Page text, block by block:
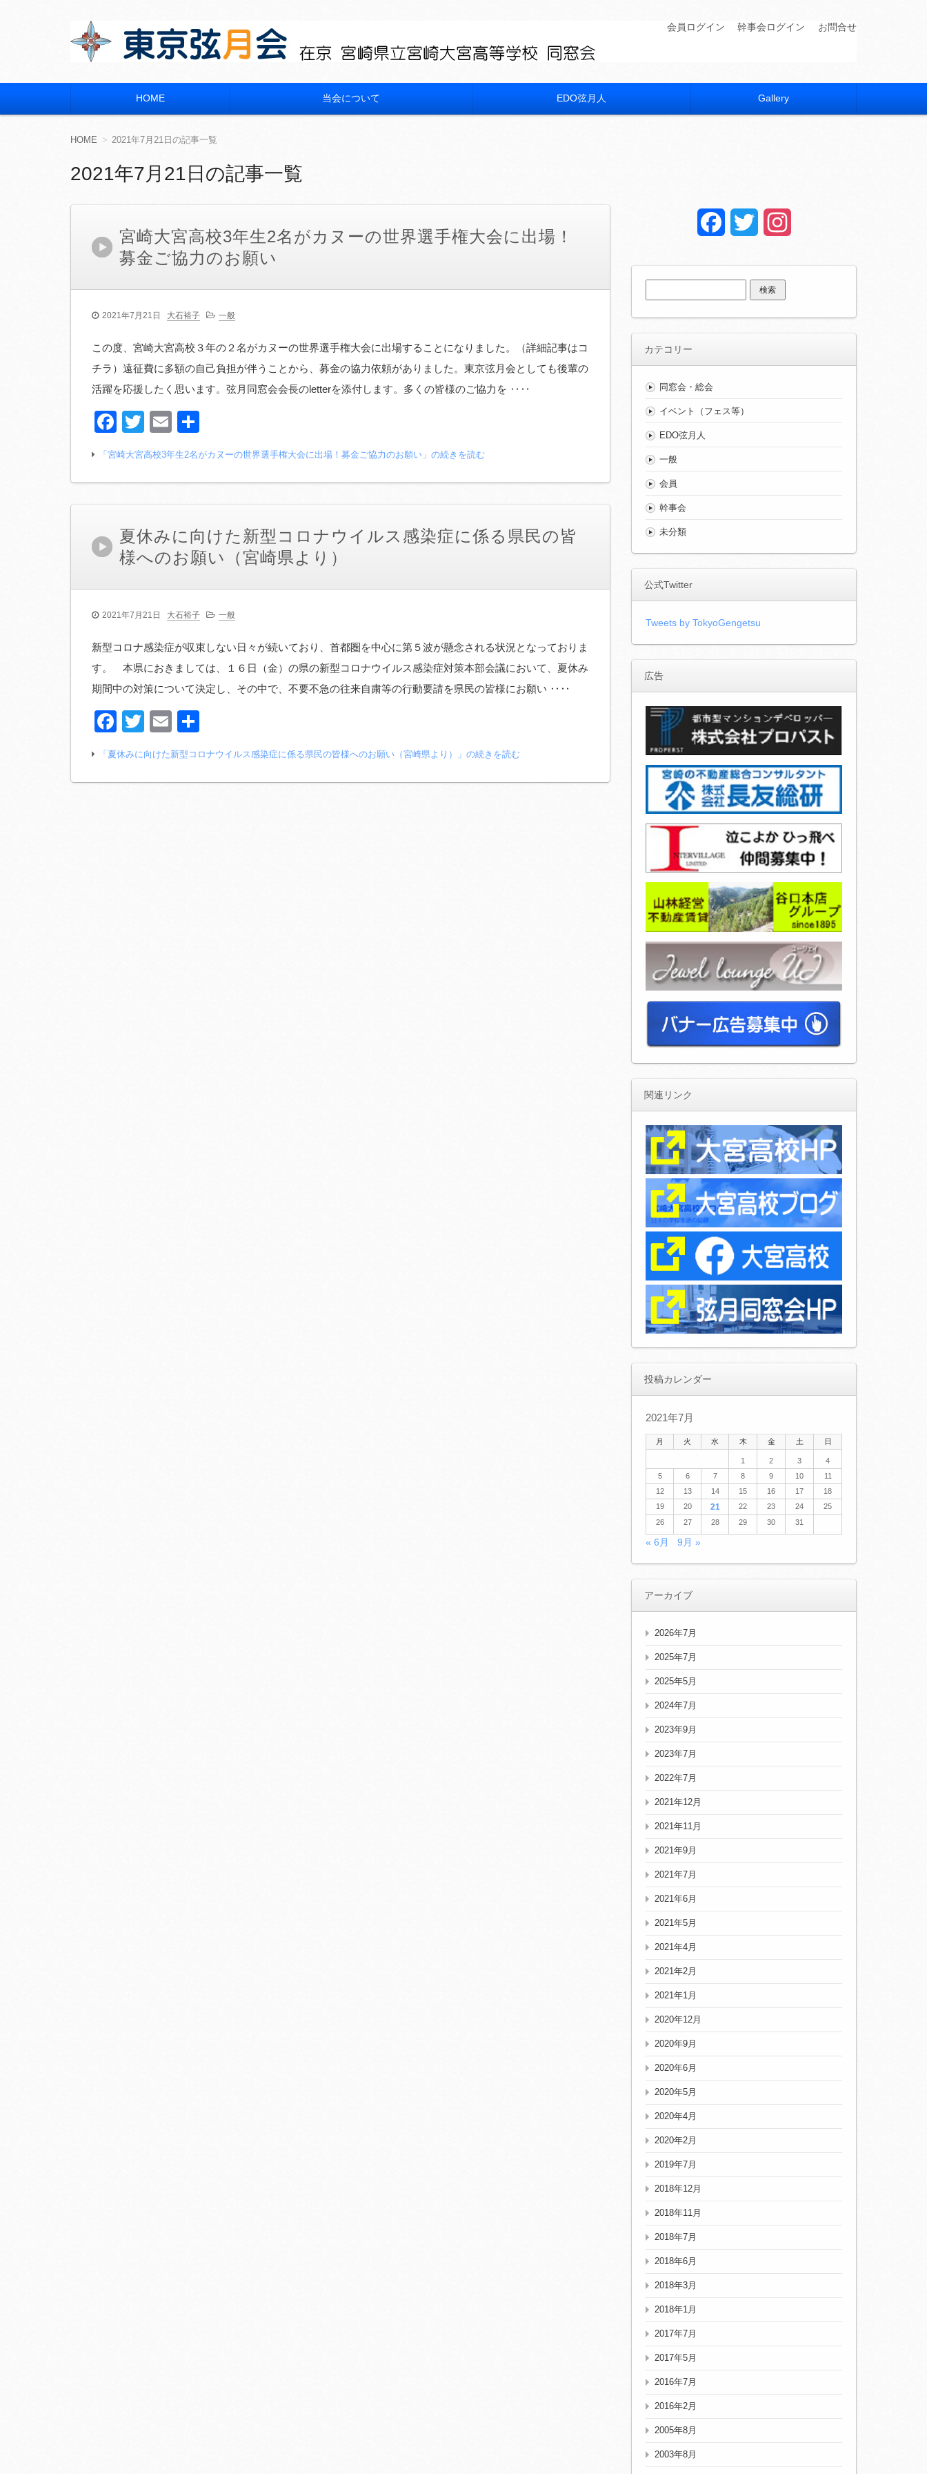
東京弦月会
会員ログイン 幹事会ログイン お問合せ
ン
HOME 当会について EDO弦月人 Gallery
HOME 2021年7月21日の記事一覧
2021年7月21日の記事一覧
宮崎大宮高校3年生2名がカヌーの世界選手権大会に出場！
募金ご協力のお願い
2021年7月21日 大石裕子 一般
この度、宮崎大宮高校３年の２名がカヌーの世界選手権大会に出場することになりました。（詳細記事はコ
チラ）遠征費に多額の自己負担が伴うことから、募金の協力依頼がありました。東京弦月会としても後輩の
活躍を応援したく思います。弦月同窓会会長のletterを添付します。多くの皆様のご協力を ‥‥
Facebook
Twitter
Email
「宮崎大宮高校3年生2名がカヌーの世界選手権大会に出場！募金ご協力のお願い」の続きを読む
夏休みに向けた新型コロナウイルス感染症に係る県民の皆
様へのお願い（宮崎県より）
2021年7月21日 大石裕子 一般
新型コロナ感染症が収束しない日々が続いており、首都圏を中心に第５波が懸念される状況となっておりま
す。 本県におきましては、１６日（金）の県の新型コロナウイルス感染症対策本部会議において、夏休み
期間中の対策について決定し、その中で、不要不急の往来自粛等の行動要請を県民の皆様にお願い ‥‥
Facebook
Twitter
Email
「夏休みに向けた新型コロナウイルス感染症に係る県民の皆様へのお願い（宮崎県より）」の続きを読む
FacebookTwitter
索:
カテコリー
同窓会・総会
イベント（フェス等）
EDO弦月人
一般
会員
幹事会
未分類
公式Twitter
Tweets by TokyoGengetsu
広告
関連リンク
投稿カレンダー
2021年7月
月 火 水 木 金 土 日
1 2 3
4
5
6 7 8 9 10
11
12
13 14 15 16 17
18
19
20 21 22 23 24
25
26
27 28 29 30 31
« 6月 9月 »
アーカイブ
2026年7月
2025年7月
2025年5月
2024年7月
2023年9月
2023年7月
2022年7月
2021年12月
2021年11月
2021年9月
2021年7月
2021年6月
2021年5月
2021年4月
2021年2月
2021年1月
2020年12月
2020年9月
2020年6月
2020年5月
2020年4月
2020年2月
2019年7月
2018年12月
2018年11月
2018年7月
2018年6月
2018年3月
2018年1月
2017年7月
2017年5月
2016年7月
2016年2月
2005年8月
2003年8月